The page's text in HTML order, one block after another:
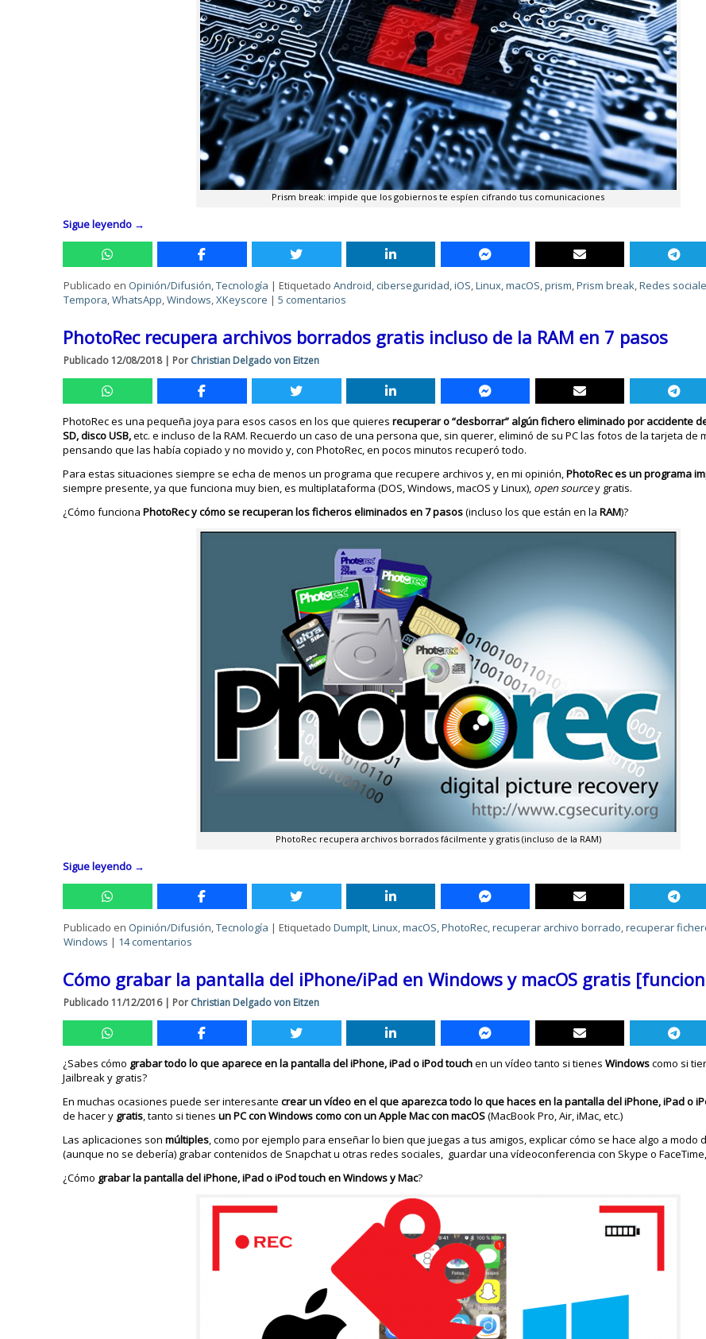
Prism break: impide que los gobiernos te espíen cifrando tus comunicaciones
Sigue leyendo →
Publicado en Opinión/Difusión,Tecnología |Etiquetado Android,ciberseguridad,iOS,Linux,macOS,prism,Prism break,Redes
Tempora,WhatsApp,Windows,XKeyscore |5 comentarios
PhotoRec recupera archivos borrados gratis incluso de la RAM en 7 pasos
Publicado12/08/2018| Por Christian Delgado von Eitzen
PhotoRec es una pequeña joya para esos casos en los que quieres recuperar o “desborrar” algún fichero eliminado por accidente
SD, disco USB,etc. e incluso de la RAM. Recuerdo un caso de una persona que, sin querer, eliminó de su PC las fotos de la tarjeta de
pensando que las había copiado y no movido y, con PhotoRec, en pocos minutos recuperó todo.
Para estas situaciones siempre se echa de menos un programa que recupere archivos y, en mi opinión,PhotoRec es un programa
siempre presente, ya que funciona muy bien, es multiplataforma (DOS, Windows, macOS y Linux), open sourcey gratis.
¿Cómo funcionaPhotoRec y cómo se recuperan los ficheros eliminados en 7 pasos(incluso los que están en laRAM)?
PhotoRec recupera archivos borrados fácilmente y gratis (incluso de la RAM)
Sigue leyendo →
Publicado en Opinión/Difusión,Tecnología |Etiquetado DumpIt,Linux,macOS,PhotoRec,recuperar archivo borrado,recuperar
Windows | 14 comentarios
Cómo grabar la pantalla del iPhone/iPad en Windows y macOS gratis
Publicado11/12/2016| Por Christian Delgado von Eitzen
¿Sabes cómo grabar todo lo que aparece en la pantalla del iPhone, iPad o iPod touchen un vídeo tanto si tienesWindowscomo si
Jailbreak y gratis?
En muchas ocasiones puede ser interesantecrear un vídeo en el que aparezca todo lo que haces en la pantalla del iPhone, iPad o
de hacer y gratis, tanto si tienesun PC con Windows como con un Apple Mac con macOS(MacBook Pro, Air, iMac, etc.)
Las aplicaciones sonmúltiples, como por ejemplo para enseñar lo bien que juegas a tus amigos, explicar cómo se hace algo a modo
(aunque no se debería) grabar contenidos de Snapchat u otras redes sociales, guardar una vídeoconferencia con Skype o
¿Cómo grabar la pantalla del iPhone, iPad o iPod touch en Windows y Mac?